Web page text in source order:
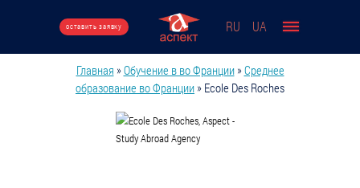
оставить заявку RU UA
Вы здесь
Главная »Обучение в во Франции »Среднее
образование во Франции » Ecole Des Roches